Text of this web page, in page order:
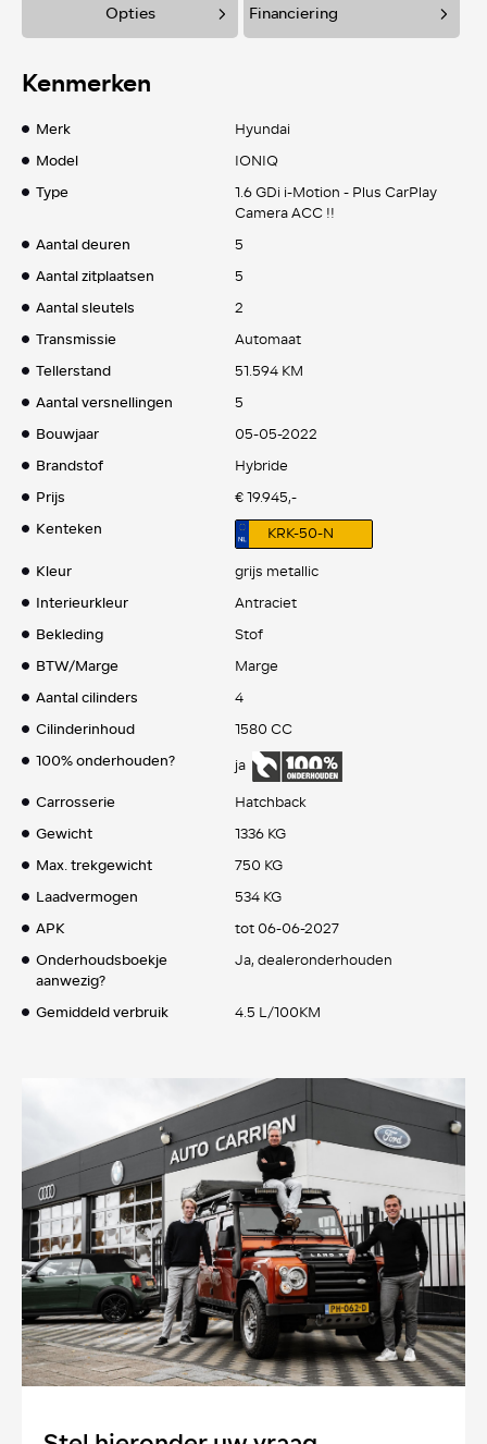
Opties Financiering
Kenmerken
Merk
Hyundai
Model
IONIQ
Type
1.6 GDi i-Motion - Plus CarPlay
Camera ACC !!
Aantal deuren
5
Aantal zitplaatsen
5
Aantal sleutels
2
Transmissie
Automaat
Tellerstand
51.594 KM
Aantal versnellingen
5
Bouwjaar
05-05-2022
Brandstof
Hybride
Prijs
€ 19.945,-
Kenteken
KRK-50-N
Kleur
grijs metallic
Interieurkleur
Antraciet
Bekleding
Stof
BTW/Marge
Marge
Aantal cilinders
4
Cilinderinhoud
1580 CC
100% onderhouden?
ja
Carrosserie
Hatchback
Gewicht
1336 KG
Max. trekgewicht
750 KG
Laadvermogen
534 KG
APK
tot 06-06-2027
Onderhoudsboekje
aanwezig?
Ja, dealeronderhouden
Gemiddeld verbruik 4.5 L/100KM